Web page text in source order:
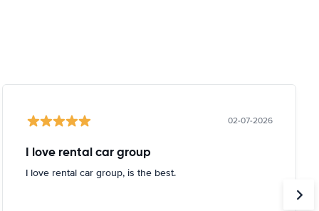
02-07-2026
I love rental car group
I love rental car group, is the best.